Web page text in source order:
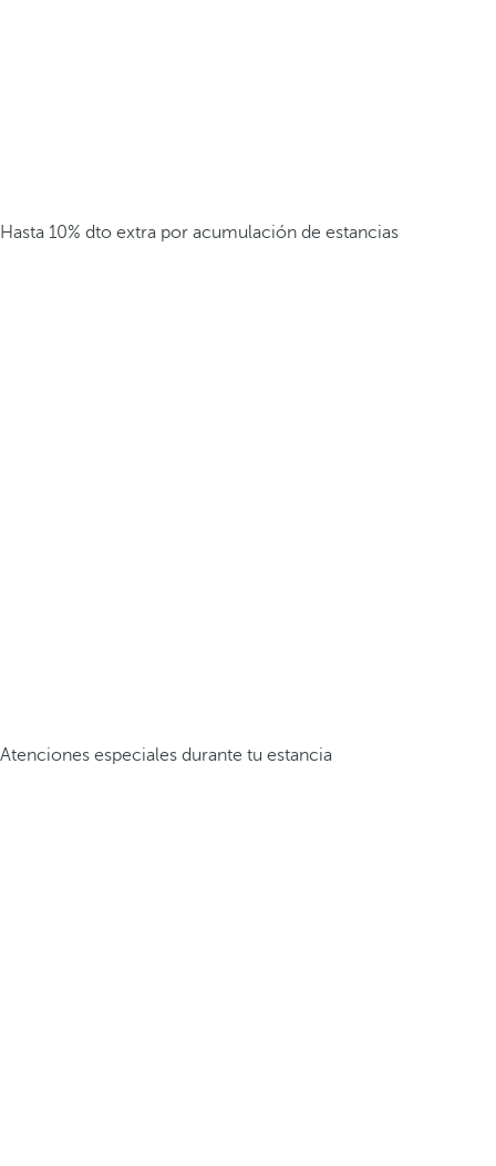
Hasta 10% dto extra por acumulación de estancias
Atenciones especiales durante tu estancia